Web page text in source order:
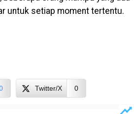
untuk setiap moment tertentu.
Twitter/X 0